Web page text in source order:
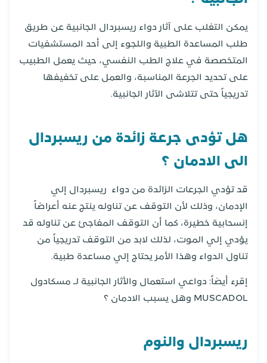
يمكن التغلب على آثار دواء ريسبردال الجانبية عن طريق
طلب المساعدة الطبية واللجوء إلى أحد المستشفيات
المتخصصة في علاج الطب النفسي، حيث يعمل الطبيب
على تحديد الجرعة المناسبة، والعمل على تخفيفها
تدريجياً حتى تتلاشى الآثار الجانبية.
هل تؤدى جرعة زائدة من ريسبردال
الى الادمان ؟
قد تؤدي الجرعات الزائدة من دواء ريسبردال إلي
الإدمان، وذلك لأن التوقف عن تناوله ينتج عنه أعراضاً
إنسحابية خطيرة، كما أن التوقف المفاجئ عن تناوله قد
يؤدي إلي الموت، لذلك لابد من التوقف تدريجياً من
تناول الدواء وهذا الأمر يحتاج إلي مساعدة طبية.
إقرء أيضاً: دواعي استعمال والأثار الجانبية لـ مسكادول
MUSCADOL وهل يسبب الادمان ؟
ريسبردال والنوم